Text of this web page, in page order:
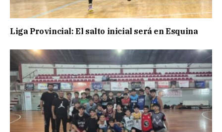
Liga Provincial: El salto inicial será en Esquina